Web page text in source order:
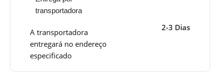
transportadora
A transportadora
entregará no endereço
especificado
2-3 Dias